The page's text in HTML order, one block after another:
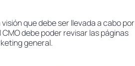
que debe ser llevada a cabo por
debe poder revisar las páginas
general.